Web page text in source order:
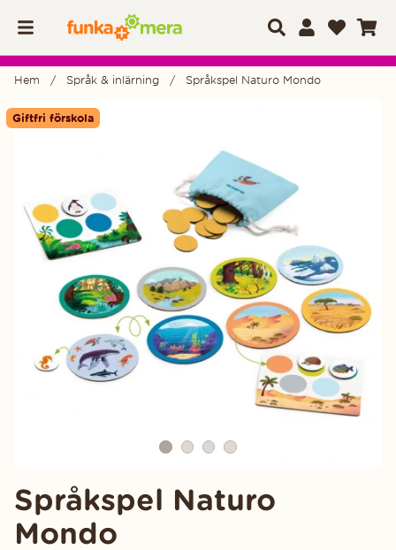
Hem Språk & inlärning Språkspel Naturo Mondo
Giftfri förskola
Produktbilder
Språkspel Naturo
Mondo